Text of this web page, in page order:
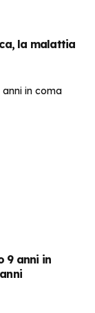
la malattia
9 anni in